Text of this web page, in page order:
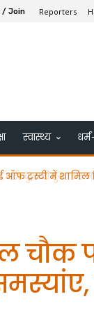
/ Join Reporters
स्वास्थ्य
चुनावी हुंकार
चौक